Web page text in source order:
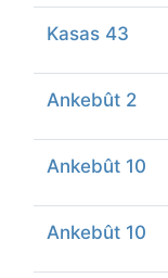
Kasas 43
Ankebût 2
Ankebût 10
Ankebût 10